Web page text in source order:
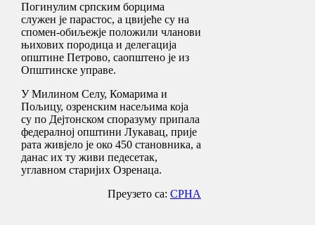
Погинулим српским борцима
служен је парастос, а цвијеће су на
спомен-обиљежје положили чланови
њихових породица и делегација
општине Петрово, саопштено је из
Општинске управе.
У Милином Селу, Комарима и
Пољицу, озренским насељима која
су по Дејтонском споразуму припала
федералној општини Лукавац, прије
рата живјело је око 450 становника, а
данас их ту живи педесетак,
углавном старијих Озренаца.
Преузето са: СРНА